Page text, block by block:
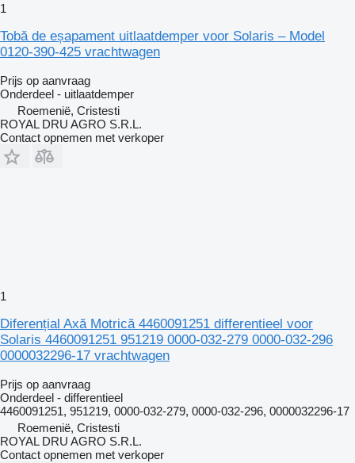
1
Tobă de eșapament uitlaatdemper voor Solaris – Model
0120-390-425 vrachtwagen
Prijs op aanvraag
Onderdeel - uitlaatdemper
Roemenië, Cristesti
ROYAL DRU AGRO S.R.L.
Contact opnemen met verkoper
1
Diferențial Axă Motrică 4460091251 differentieel voor
Solaris 4460091251 951219 0000-032-279 0000-032-296
0000032296-17 vrachtwagen
Prijs op aanvraag
Onderdeel - differentieel
4460091251, 951219, 0000-032-279, 0000-032-296, 0000032296-17
Roemenië, Cristesti
ROYAL DRU AGRO S.R.L.
Contact opnemen met verkoper